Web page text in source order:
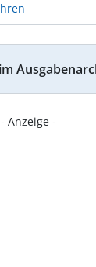
- Anzeige -